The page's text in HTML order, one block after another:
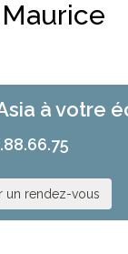
à votre
un rendez-vous